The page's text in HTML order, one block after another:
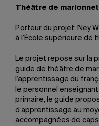
Théâtre de
Porteur du projet: Ney
à l’École supérieure de
Le projet repose sur la
guide de théâtre de
l’apprentissage du
le personnel
primaire, le guide
d’apprentissage au
accompagnées de